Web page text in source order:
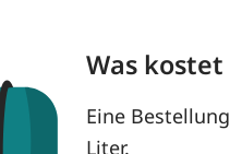
Was
Eine
Liter.